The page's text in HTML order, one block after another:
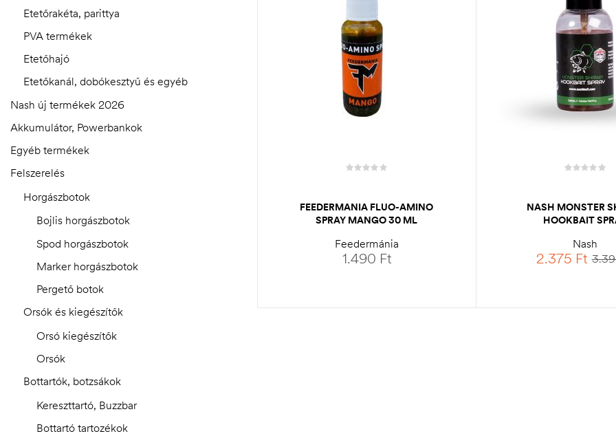
FEEDERMANIA FLUO-AMINO
SPRAY MANGO 30 ML
Feedermánia
1.490 Ft
NASH MONSTER
HOOKBAIT
Nash
2.375 Ft
Etetőrakéta, parittya
PVA termékek
Etetőhajó
Etetőkanál, dobókesztyű és egyéb
Nash új termékek 2026
Akkumulátor, Powerbankok
Egyéb termékek
Felszerelés
Horgászbotok
Bojlis horgászbotok
Spod horgászbotok
Marker horgászbotok
Pergető botok
Orsók és kiegészítők
Orsó kiegészítők
Orsók
Bottartók, botzsákok
Kereszttartó, Buzzbar
Bottartó tartozékok